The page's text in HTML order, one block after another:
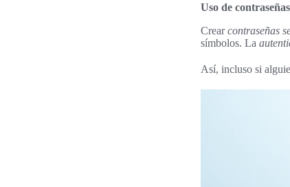
Uso de
Crearcontraseñas
símbolos. La
Así, incluso si